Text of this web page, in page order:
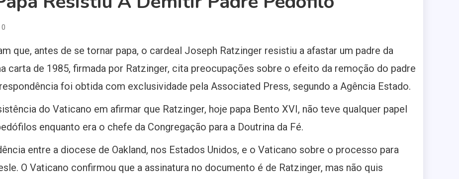
0
que, antes de se tornar papa, o cardeal Joseph Ratzinger resistiu a afastar um padre da
carta de 1985, firmada por Ratzinger, cita preocupações sobre o efeito da remoção do padre
foi obtida com exclusividade pela Associated Press, segundo a Agência Estado.
do Vaticano em afirmar que Ratzinger, hoje papa Bento XVI, não teve qualquer papel
enquanto era o chefe da Congregação para a Doutrina da Fé.
entre a diocese de Oakland, nos Estados Unidos, e o Vaticano sobre o processo para
O Vaticano confirmou que a assinatura no documento é de Ratzinger, mas não quis